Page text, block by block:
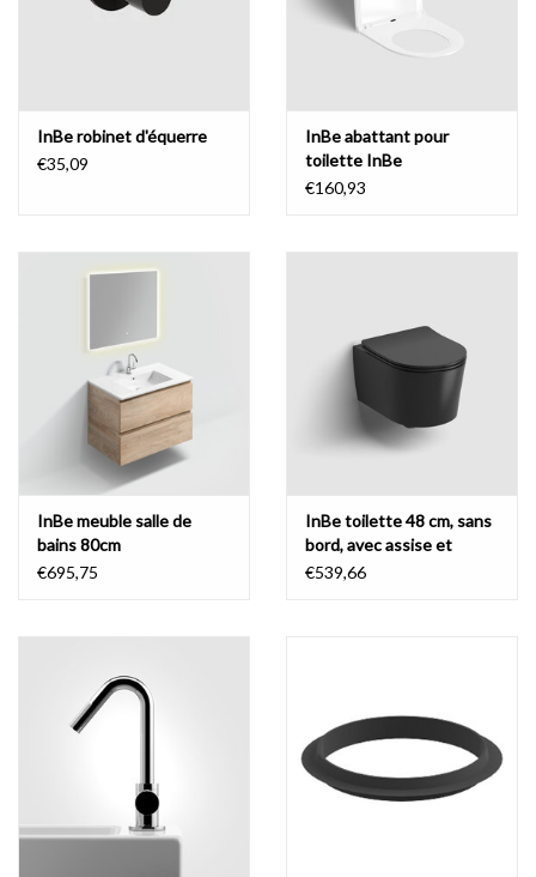
InBe robinet d'équerre
€35,09
InBe abattant pour
toilette InBe
€160,93
InBe meuble salle de
bains 80cm
€695,75
InBe toilette 48 cm, sans
bord, avec assise et
abattant
€539,66